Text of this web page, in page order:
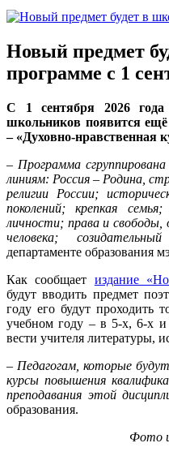
Новый предмет
программе с 1
С 1 сентября 2026 года
школьников появится ещё
– «Духовно-нравственная
– Программа
линиям: Россия – Родина,
религии России;
поколений; крепкая
личности; права и
человека;
департаменте образования
Как сообщает издание
будут вводить предмет
году его будут проходить
учебном году – в 5-х, 6-х
вести учителя литературы,
– Педагогам, которые
курсы повышения
преподавания этой
образования.
Фото